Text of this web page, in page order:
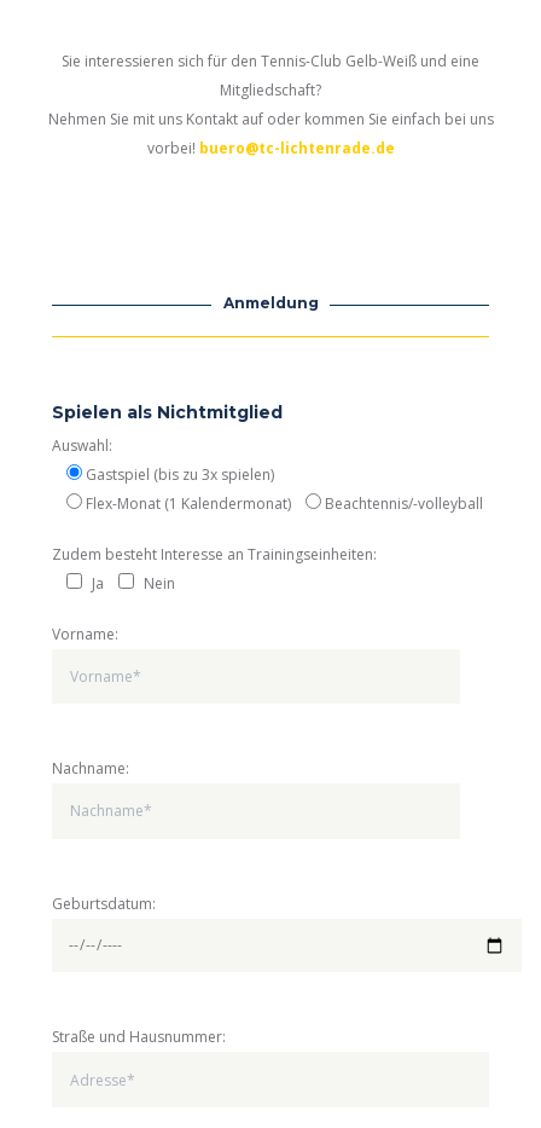
Sie interessieren sich für den Tennis-Club Gelb-Weiß und eine
Mitgliedschaft?
Nehmen Sie mit uns Kontakt auf oder kommen Sie einfach bei uns
vorbei! buero@tc-lichtenrade.de
Anmeldung
Please leave this field empty.
Spielen als Nichtmitglied
Auswahl:
Gastspiel (bis zu 3x spielen)
Flex-Monat (1 Kalendermonat)
Beachtennis/-volleyball
Zudem besteht Interesse an Trainingseinheiten:
Ja
Nein
Vorname:
Nachname:
Geburtsdatum:
Straße und Hausnummer: